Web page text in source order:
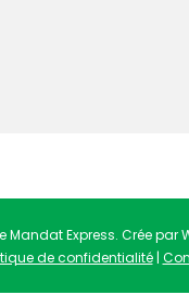
Mandat Express. Crée par
de confidentialité|